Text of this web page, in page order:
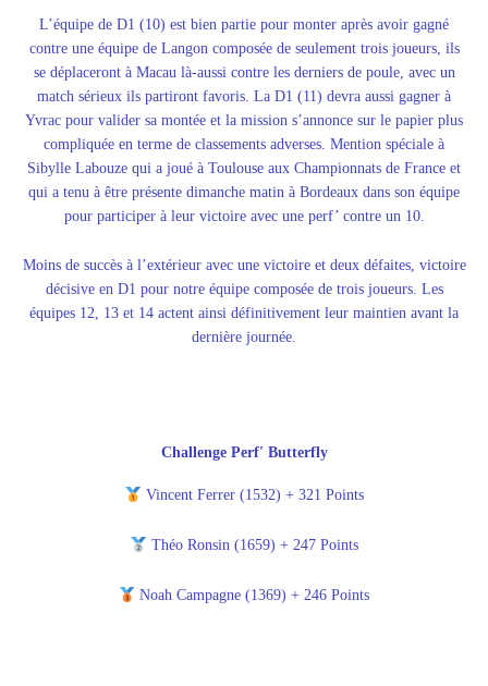
L’équipe de D1 (10) est bien partie pour monter après avoir gagné
contre une équipe de Langon composée de seulement trois joueurs, ils
se déplaceront à Macau là-aussi contre les derniers de poule, avec un
match sérieux ils partiront favoris. La D1 (11) devra aussi gagner à
Yvrac pour valider sa montée et la mission s’annonce sur le papier plus
compliquée en terme de classements adverses. Mention spéciale à
Sibylle Labouze qui a joué à Toulouse aux Championnats de France et
qui a tenu à être présente dimanche matin à Bordeaux dans son équipe
pour participer à leur victoire avec une perf’ contre un 10.
Moins de succès à l’extérieur avec une victoire et deux défaites, victoire
décisive en D1 pour notre équipe composée de trois joueurs. Les
équipes 12, 13 et 14 actent ainsi définitivement leur maintien avant la
dernière journée.
Challenge Perf' Butterfly
Vincent Ferrer (1532) + 321 Points
Théo Ronsin (1659) + 247 Points
Noah Campagne (1369) + 246 Points